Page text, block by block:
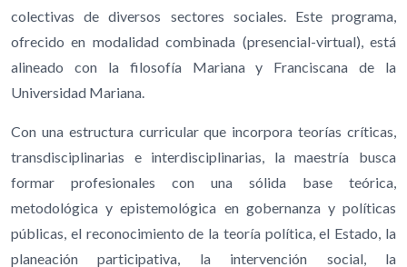
colectivas de diversos sectores sociales. Este programa,
ofrecido en modalidad combinada (presencial-virtual), está
alineado con la filosofía Mariana y Franciscana de la
Universidad Mariana.
Con una estructura curricular que incorpora teorías críticas,
transdisciplinarias e interdisciplinarias, la maestría busca
formar profesionales con una sólida base teórica,
metodológica y epistemológica en gobernanza y políticas
públicas, el reconocimiento de la teoría política, el Estado, la
planeación participativa, la intervención social, la